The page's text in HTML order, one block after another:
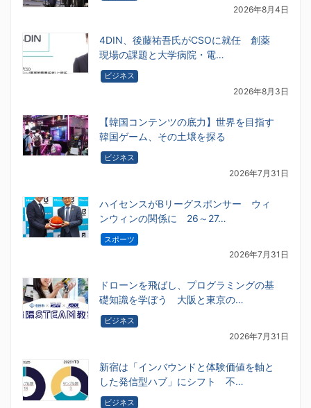
2026年8月4日
4DIN、後藤祐吾氏がCSOに就任 創薬
現場の課題と大学病院・電…
ビジネス
2026年8月3日
【韓国コンテンツの底力】世界を目指す
韓国ゲーム、その土壌を探る
ビジネス
2026年7月31日
ハイセンスがBリーグスポンサー ウィ
ンウィンの関係に 26～27…
スポーツ
2026年7月31日
ドローンを飛ばし、プログラミングの基
礎知識を学ぼう 大阪と東京の…
ビジネス
2026年7月31日
新宿は「インバウンドと体験価値を軸と
した発信型ハブ」にシフト 不…
ビジネス